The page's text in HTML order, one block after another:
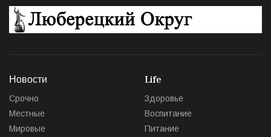
Новости
Срочно
Местные
Мировые
Life
Здоровье
Воспитание
Питание